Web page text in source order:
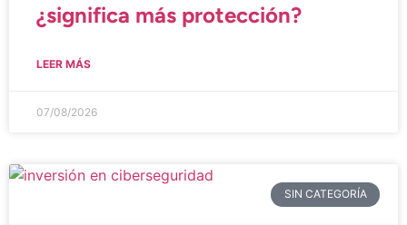
¿significa más protección?
LEER MÁS
07/08/2026
SIN CATEGORÍA